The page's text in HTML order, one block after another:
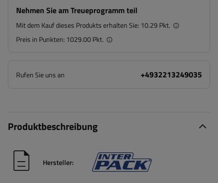
Nehmen Sie am Treueprogramm teil
Mit dem Kauf dieses Produkts erhalten Sie: 10.29 Pkt.
Preis in Punkten: 1029.00 Pkt.
Rufen Sie uns an +4932213249035
Produktbeschreibung
Hersteller: